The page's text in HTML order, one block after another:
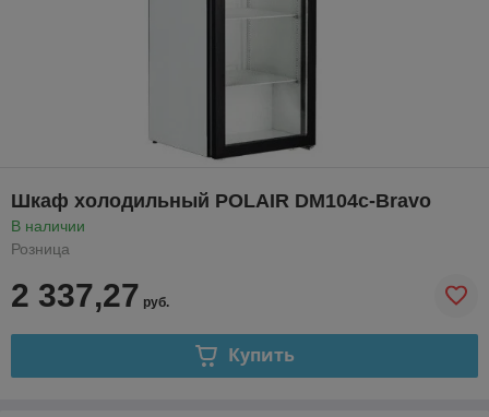
Шкаф холодильный POLAIR DM104c-Bravo
В наличии
Розница
2 337,27 руб.
Купить